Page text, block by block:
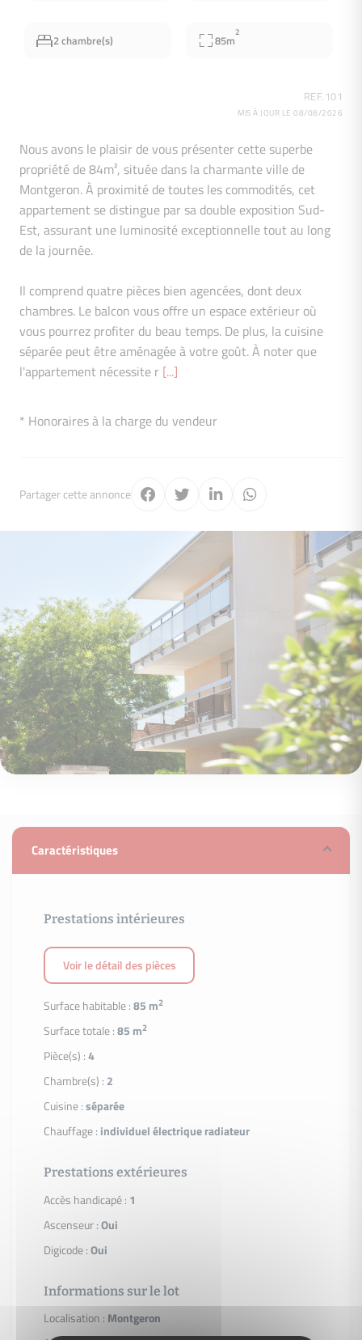
2 chambre(s) 85m2
REF.101
MIS À JOUR LE 08/08/2026
Nous avons le plaisir de vous présenter cette superbe
propriété de 84m², située dans la charmante ville de
Montgeron. À proximité de toutes les commodités, cet
appartement se distingue par sa double exposition Sud-
Est, assurant une luminosité exceptionnelle tout au long
de la journée.
Il comprend quatre pièces bien agencées, dont deux
chambres. Le balcon vous offre un espace extérieur où
vous pourrez profiter du beau temps. De plus, la cuisine
séparée peut être aménagée à votre goût. À noter que
l'appartement nécessite r [...]
* Honoraires à la charge du vendeur
Partager cette annonce
Caractéristiques
Prestations intérieures
Voir le détail des pièces
Surface habitable :85 m2
Surface totale :85 m2
Pièce(s) :4
Chambre(s) : 2
Cuisine :séparée
Chauffage : individuel électrique radiateur
Prestations extérieures
Accès handicapé : 1
Ascenseur :Oui
Digicode :Oui
Informations sur le lot
Localisation : Montgeron